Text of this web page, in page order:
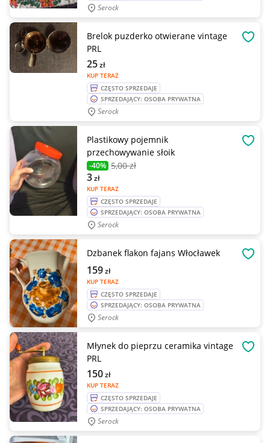
Serock
Brelok puzderko otwierane vintage
PRL
KUP TERAZ
25zł
CZĘSTO SPRZEDAJE
SPRZEDAJĄCY: OSOBA PRYWATNA
Serock
Plastikowy pojemnik
przechowywanie słoik
-40% 5,00 zł
KUP TERAZ
3zł
CZĘSTO SPRZEDAJE
SPRZEDAJĄCY: OSOBA PRYWATNA
Serock
Dzbanek flakon fajans Włocławek
KUP TERAZ
159zł
CZĘSTO SPRZEDAJE
SPRZEDAJĄCY: OSOBA PRYWATNA
Serock
Młynek do pieprzu ceramika vintage
PRL
KUP TERAZ
150zł
CZĘSTO SPRZEDAJE
SPRZEDAJĄCY: OSOBA PRYWATNA
Serock